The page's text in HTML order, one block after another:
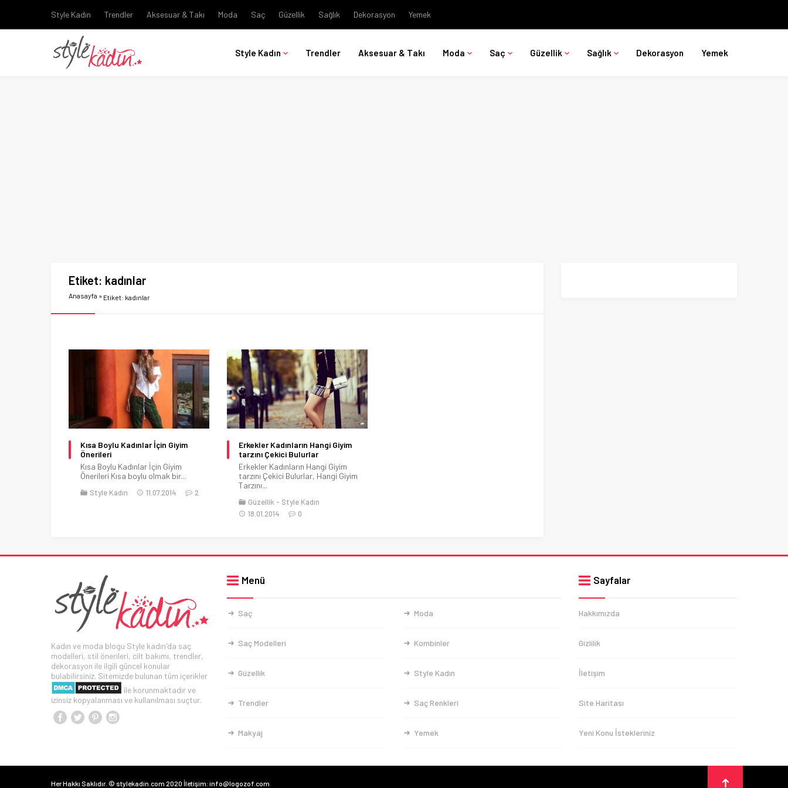
Style Kadın Trendler Aksesuar & Takı Moda Saç Güzellik Sağlık Dekorasyon Yemek
Style Kadın Trendler Aksesuar & Takı Moda Saç Güzellik Sağlık Dekorasyon Yemek
Etiket: kadınlar
Anasayfa » Etiket: kadınlar
Kısa Boylu Kadınlar İçin Giyim
Önerileri
Kısa Boylu Kadınlar İçin Giyim
Önerileri Kısa boylu olmak bir...
Style Kadın 11.07.2014 2
Erkekler Kadınların Hangi Giyim
tarzını Çekici Bulurlar
Erkekler Kadınların Hangi Giyim
tarzını Çekici Bulurlar, Hangi Giyim
Tarzını...
Güzellik
Style Kadın
18.01.2014
0
Kadın ve moda blogu Style kadın'da saç
modelleri, stil önerileri, cilt bakımı, trendler,
dekorasyon ile ilgili güncel konular
bulabilirsiniz. Sitemizde bulunan tüm içerikler
ile korunmaktadır ve
izinsiz kopyalanması ve kullanılması suçtur.
Menü
Saç Moda
Saç Modelleri Kombinler
Güzellik Style Kadın
Trendler Saç Renkleri
Makyaj Yemek
Sayfalar
Hakkımızda
Gizlilik
İletişim
Site Haritası
Yeni Konu İstekleriniz
Her Hakkı Saklıdır. © stylekadin.com 2020 İletişim: info@logozof.com